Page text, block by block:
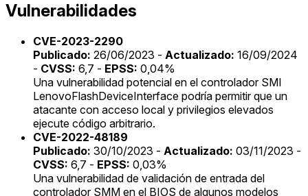
Vulnerabilidades
CVE-2023-2290
Publicado: 26/06/2023 - Actualizado: 16/09/2024
- CVSS: 6,7 - EPSS: 0,04%
Una vulnerabilidad potencial en el controlador SMI
LenovoFlashDeviceInterface podría permitir que un
atacante con acceso local y privilegios elevados
ejecute código arbitrario.
CVE-2022-48189
Publicado: 30/10/2023 - Actualizado: 03/11/2023 -
CVSS: 6,7 - EPSS: 0,03%
Una vulnerabilidad de validación de entrada del
controlador SMM en el BIOS de algunos modelos